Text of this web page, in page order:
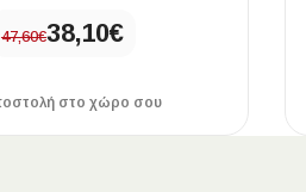
47,60€38,10€
στο χώρο σου